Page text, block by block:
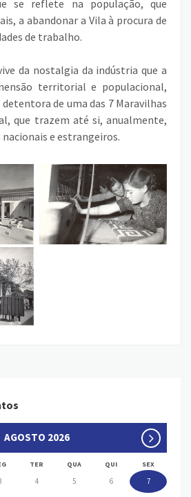
se reflete na população, que
a abandonar a Vila à procura de
de trabalho.
da nostalgia da indústria que a
territorial e populacional,
de uma das 7 Maravilhas
que trazem até si, anualmente,
e estrangeiros.
AGOSTO 2026
TER QUA QUI SEX
4 5 6 7